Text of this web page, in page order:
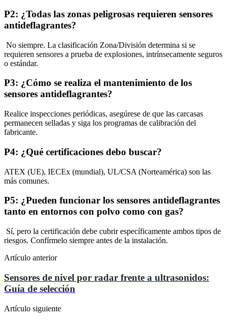
P2: ¿Todas las zonas peligrosas requieren sensores
antideflagrantes?
No siempre. La clasificación Zona/División determina si se
requieren sensores a prueba de explosiones, intrínsecamente seguros
o estándar.
P3: ¿Cómo se realiza el mantenimiento de los
sensores antideflagrantes?
Realice inspecciones periódicas, asegúrese de que las carcasas
permanecen selladas y siga los programas de calibración del
fabricante.
P4: ¿Qué certificaciones debo buscar?
ATEX (UE), IECEx (mundial), UL/CSA (Norteamérica) son las
más comunes.
P5: ¿Pueden funcionar los sensores antideflagrantes
tanto en entornos con polvo como con gas?
Sí, pero la certificación debe cubrir específicamente ambos tipos de
riesgos. Confírmelo siempre antes de la instalación.
Artículo anterior
Sensores de nivel por radar frente a ultrasonidos:
Guía de selección
Artículo siguiente